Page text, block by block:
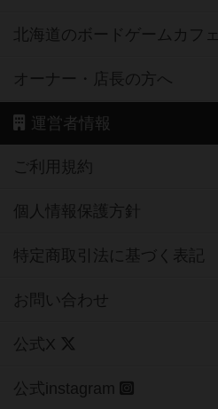
北海道のボードゲームカフェ
オーナー・店長の方へ
運営者情報
ご利用規約
個人情報保護方針
特定商取引法に基づく表記
お問い合わせ
公式X
公式instagram